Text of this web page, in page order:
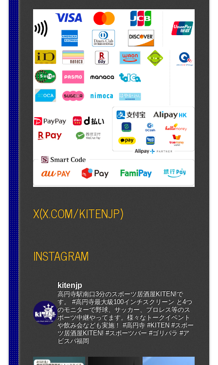
X(X.COM/KITENJP)
INSTAGRAM
kitenjp
高円寺駅南口3分のスポーツ居酒屋KITEN!で
す。 #高円寺最大級100インチスクリーン と4つ
のモニターで野球、サッカー、プロレス等のス
ポーツ中継やってます。様々なトークイベント
や飲み会なども実施！ #高円寺 #KITEN #スポー
ツ居酒屋KITEN! #スポーツバー #ゴリパラ #ア
ビスパ福岡